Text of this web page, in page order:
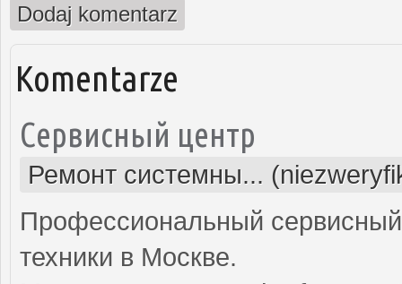
Dodaj komentarz
Komentarze
Сервисный центр
Ремонт системны...
Профессиональный
техники в Москве.